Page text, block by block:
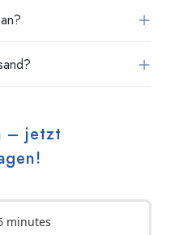
– jetzt